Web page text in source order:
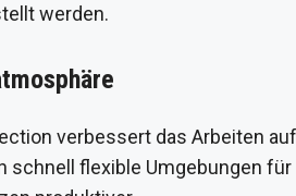
werden.
verbessert das Arbeiten
schnell flexible Umgebungen